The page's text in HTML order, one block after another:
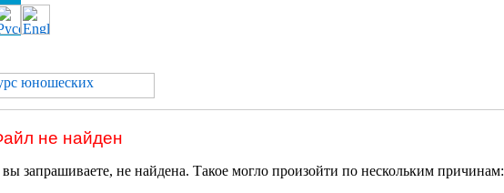
не найден
запрашиваете, не найдена. Такое могло произойти по нескольким причинам: